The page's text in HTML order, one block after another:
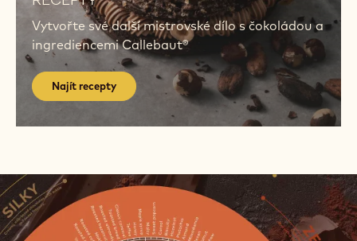
RECEPTY
Vytvořte své další mistrovské dílo s čokoládou a
Najít
recepty
recepty